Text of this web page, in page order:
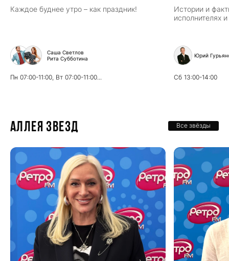
Каждое буднее утро – как праздник!
Саша Светлов
Рита Субботина
Пн 07:00-11:00, Вт 07:00-11:00...
Истории и
исполнителях
Юрий
Сб 13:00-14:00
Аллея звезд Все звёзды